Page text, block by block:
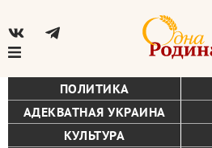
ПОЛИТИКА
АДЕКВАТНАЯ УКРАИНА
КУЛЬТУРА